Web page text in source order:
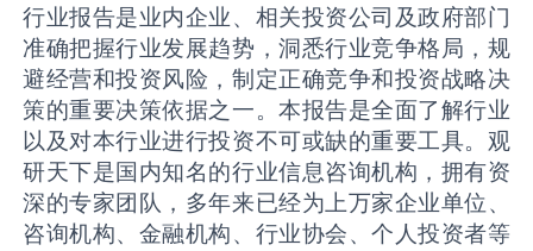
行业报告是业内企业、相关投资公司及政府部门
准确把握行业发展趋势，洞悉行业竞争格局，规
避经营和投资风险，制定正确竞争和投资战略决
策的重要决策依据之一。本报告是全面了解行业
以及对本行业进行投资不可或缺的重要工具。观
研天下是国内知名的行业信息咨询机构，拥有资
深的专家团队，多年来已经为上万家企业单位、
咨询机构、金融机构、行业协会、个人投资者等